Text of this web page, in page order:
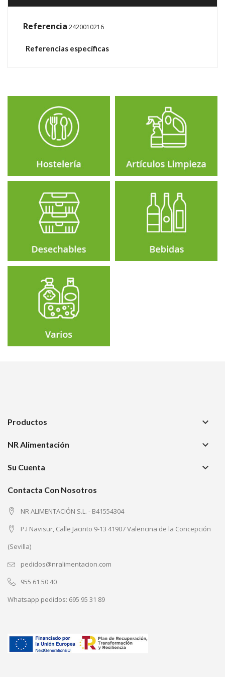
Referencia 2420010216
Referencias específicas
Productos keyboard_arrow_down
NR Alimentación keyboard_arrow_down
Su Cuenta keyboard_arrow_down
Contacta Con Nosotros
NR ALIMENTACIÓN S.L. - B41554304
P.I Navisur, Calle Jacinto 9-13 41907 Valencina de la Concepción
(Sevilla)
pedidos@nralimentacion.com
955 61 50 40
Whatsapp pedidos: 695 95 31 89